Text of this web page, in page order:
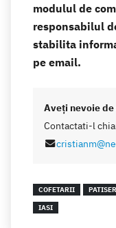
modulul de
responsabilul
stabilita
pe email.
Aveţi nevoie
Contactati-l
COFETARII
IASI